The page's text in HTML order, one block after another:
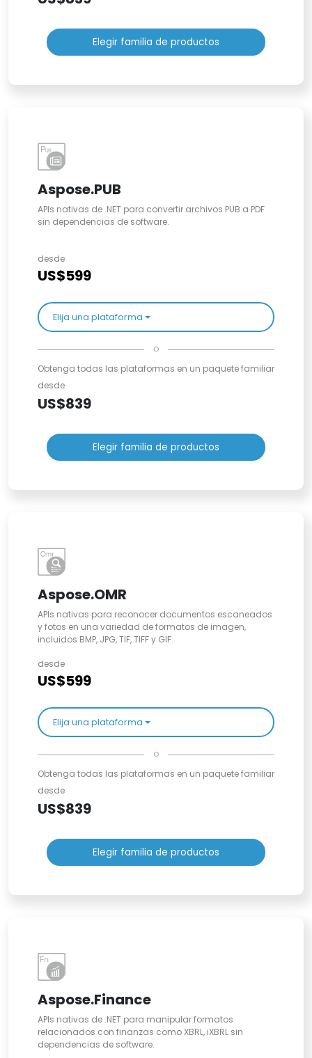
Elegir familia de productos
Aspose.PUB
APIs nativas de .NET para convertir archivos PUB a PDF
sin dependencias de software.
desde
US$599
Elija una plataforma
o
Obtenga todas las plataformas en un paquete familiar
desde
US$839
Elegir familia de productos
Aspose.OMR
APIs nativas para reconocer documentos escaneados
y fotos en una variedad de formatos de imagen,
incluidos BMP, JPG, TIF, TIFF y GIF.
desde
US$599
Elija una plataforma
o
Obtenga todas las plataformas en un paquete familiar
desde
US$839
Elegir familia de productos
Aspose.Finance
APIs nativas de .NET para manipular formatos
relacionados con finanzas como XBRL, iXBRL sin
dependencias de software.